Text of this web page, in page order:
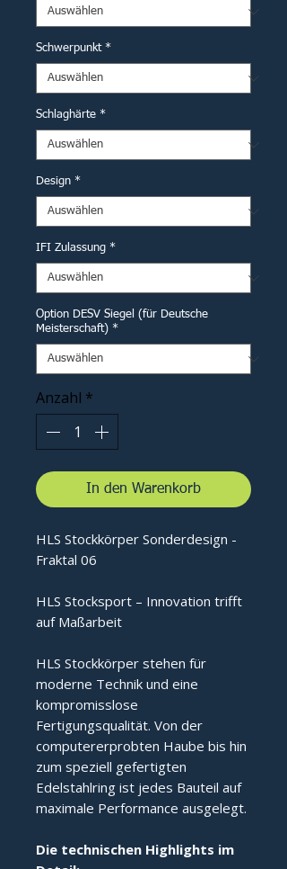
Schwerpunkt *
Schlaghärte *
Design *
IFI Zulassung *
Option DESV Siegel (für Deutsche
Meisterschaft) *
Anzahl *
In den Warenkorb
HLS Stockkörper Sonderdesign -
Fraktal 06
HLS Stocksport – Innovation trifft
auf Maßarbeit
HLS Stockkörper stehen für
moderne Technik und eine
kompromisslose
Fertigungsqualität. Von der
computererprobten Haube bis hin
zum speziell gefertigten
Edelstahlring ist jedes Bauteil auf
maximale Performance ausgelegt.
Die technischen Highlights im